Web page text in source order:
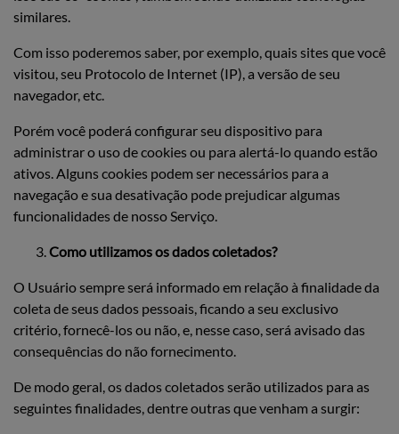
similares.
Com isso poderemos saber, por exemplo, quais sites que você
visitou, seu Protocolo de Internet (IP), a versão de seu
navegador, etc.
Porém você poderá configurar seu dispositivo para
administrar o uso de cookies ou para alertá-lo quando estão
ativos. Alguns cookies podem ser necessários para a
navegação e sua desativação pode prejudicar algumas
funcionalidades de nosso Serviço.
Como utilizamos os dados coletados?
O Usuário sempre será informado em relação à finalidade da
coleta de seus dados pessoais, ficando a seu exclusivo
critério, fornecê-los ou não, e, nesse caso, será avisado das
consequências do não fornecimento.
De modo geral, os dados coletados serão utilizados para as
seguintes finalidades, dentre outras que venham a surgir: